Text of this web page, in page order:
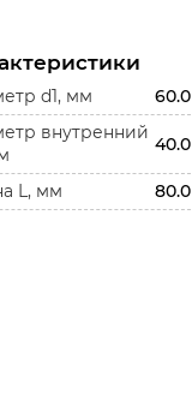
d1, мм
60.0
внутренний
40.0
L, мм 80.0